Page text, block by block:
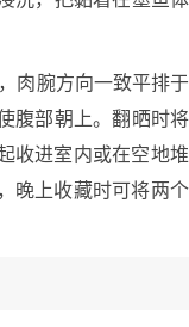
肉腕方向一致平排于
腹部朝上。翻晒时将
收进室内或在空地堆
晚上收藏时可将两个